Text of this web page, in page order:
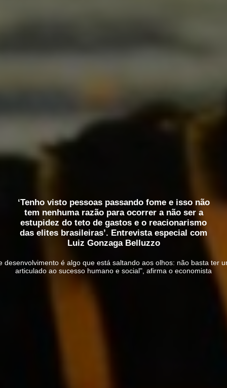
‘Tenho visto pessoas passando fome e isso não
tem nenhuma razão para ocorrer a não ser a
estupidez do teto de gastos e o reacionarismo
das elites brasileiras’. Entrevista especial com
Luiz Gonzaga Belluzzo
é algo que está saltando aos olhos: não basta ter
articulado ao sucesso humano e social", afirma o economista